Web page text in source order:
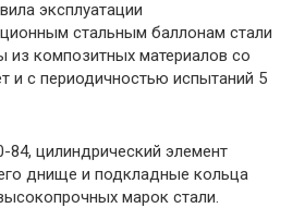
стальным баллонам стали
из композитных материалов со
и с периодичностью испытаний 5
цилиндрический элемент
днище и подкладные кольца
марок стали.